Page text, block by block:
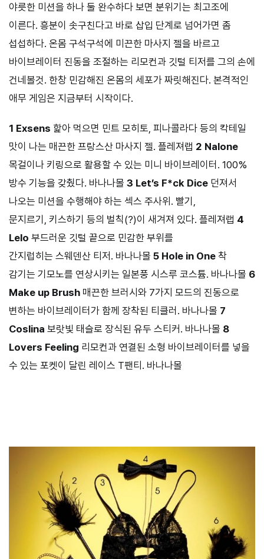
야릇한 미션을 하나 둘 완수하다 보면 분위기는 최고조에
이른다. 흥분이 솟구친다고 바로 삽입 단계로 넘어가면 좀
섭섭하다. 온몸 구석구석에 미끈한 마사지 젤을 바르고
바이브레이터 진동을 조절하는 리모컨과 깃털 티저를 그의 손에
건네볼것. 한창 민감해진 온몸의 세포가 짜릿해진다. 본격적인
애무 게임은 지금부터 시작이다.
1 Exsens 핥아 먹으면 민트 모히토, 피나콜라다 등의 칵테일
맛이 나는 매끈한 프랑스산 마사지 젤. 플레져랩 2 Nalone
목걸이나 키링으로 활용할 수 있는 미니 바이브레이터. 100%
방수 기능을 갖췄다. 바나나몰 3 Let’s F*ck Dice 던져서
나오는 미션을 수행해야 하는 섹스 주사위. 빨기,
문지르기, 키스하기 등의 벌칙(?)이 새겨져 있다. 플레져랩 4
Lelo 부드러운 깃털 끝으로 민감한 부위를
간지럽히는 스웨덴산 티저. 바나나몰 5 Hole in One 착
감기는 기모노를 연상시키는 일본풍 시스루 코스튬. 바나나몰 6
Make up Brush 매끈한 브러시와 7가지 모드의 진동으로
변하는 바이브레이터가 함께 장착된 티클러. 바나나몰 7
Coslina 보랏빛 태슬로 장식된 유두 스티커. 바나나몰 8
Lovers Feeling 리모컨과 연결된 소형 바이브레이터를 넣을
수 있는 포켓이 달린 레이스 T팬티. 바나나몰